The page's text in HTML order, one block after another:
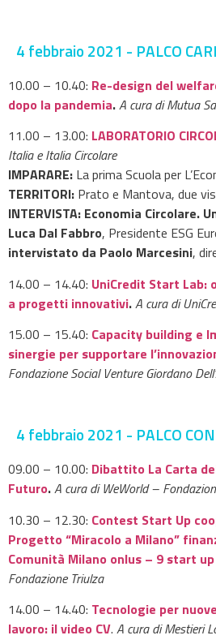
4 febbraio 2021 - PALCO
10.00 – 10.40: Re-design del
dopo la pandemia.A cura di Mutua
11.00 – 13.00: LABORATORIO
Italia e Italia Circolare
IMPARARE: La prima Scuola per
TERRITORI: Prato e Mantova, due
INTERVISTA: Economia Circolare.
Luca Dal Fabbro, Presidente ESG
intervistato da Paolo Marcesini,
14.00 – 14.40: UniCredit Start Lab:
a progetti innovativi.A cura di
15.00 – 15.40: Capacity building e
sinergie per supportare
Fondazione Social Venture Giordano
4 febbraio 2021 - PALCO
09.00 – 10.00: Dibattito La Carta
Futuro.A cura di WeWorld –
10.30 – 12.30: Contest Start Up
Progetto “Miracolo a Milano”
Comunità Milano onlus – 9 start
Fondazione Triulza
14.00 – 14.40: Tecnologie per
lavoro: il video CV. A cura di Mestieri